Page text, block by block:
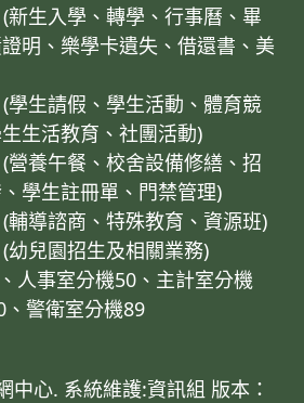
新生入學、轉學、行事曆、畢
明、樂學卡遺失、借還書、美
學生請假、學生活動、體育競
生活教育、社團活動)
營養午餐、校舍設備修繕、招
學生註冊單、門禁管理)
輔導諮商、特殊教育、資源班)
幼兒園招生及相關業務)
人事室分機50、主計室分機
警衛室分機89
中心. 系統維護:資訊組 版本：